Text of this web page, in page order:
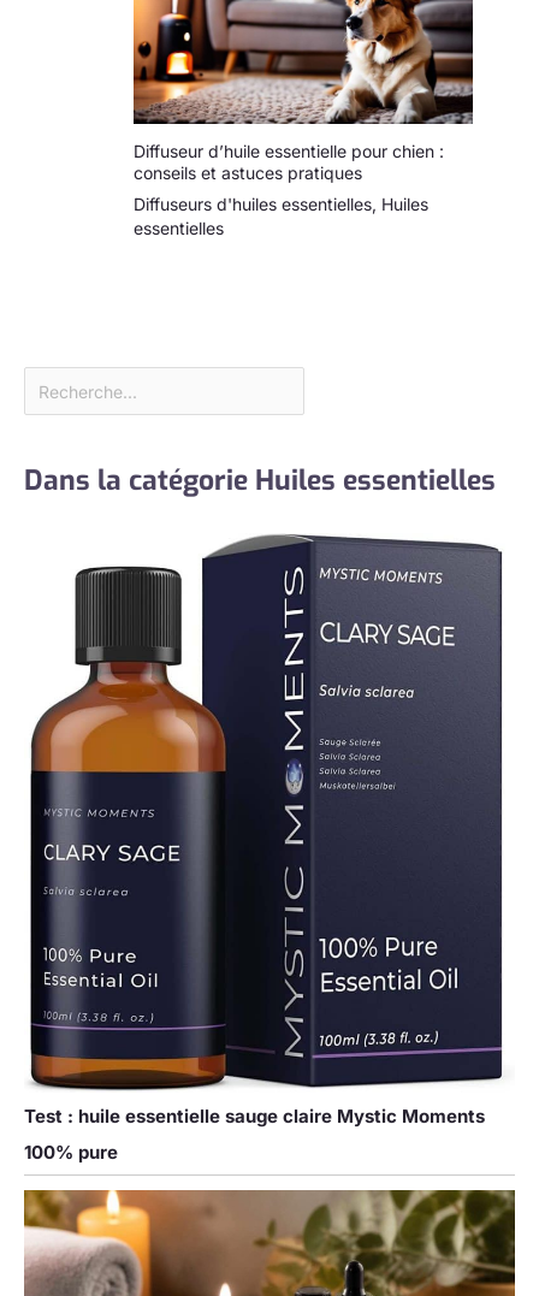
Diffuseur d’huile essentielle pour chien :
conseils et astuces pratiques
Diffuseurs d'huiles essentielles, Huiles
essentielles
Dans la catégorie Huiles essentielles
Test : huile essentielle sauge claire Mystic Moments
100% pure